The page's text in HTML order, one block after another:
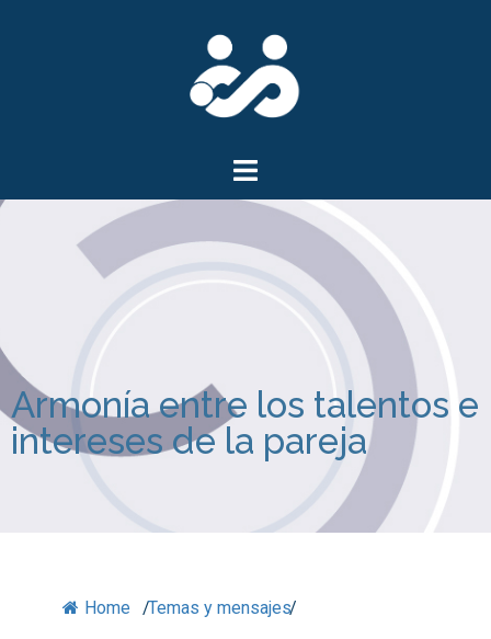
Armonía entre los talentos e
intereses de la pareja
Home /Temas y mensajes/